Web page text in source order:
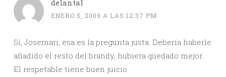
delantal
ENERO 5, 2009 A LAS 12:37 PM
Sí, Josemari, esa es la pregunta justa. Debería haberle
añadido el resto del brandy, hubiera quedado mejor.
El respetable tiene buen juicio.